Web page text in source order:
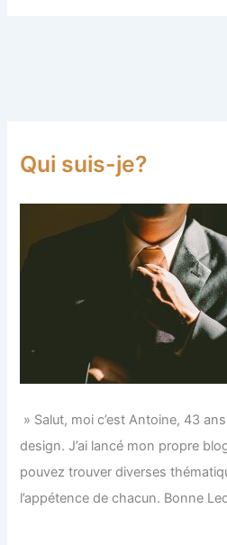
Qui suis-je?
» Salut, moi c’est Antoine, 43
design. J’ai lancé mon propre
pouvez trouver diverses
l’appétence de chacun. Bonne